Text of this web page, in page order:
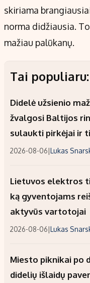
skiriama
norma didžiausia.
mažiau palūkanų.
Tai populiaru:
Didelė užsienio
žvalgosi Baltijos
sulaukti pirkėjai ir
2026-08-06|Lukas
Lietuvos elektros
ką gyventojams
aktyvūs vartotojai
2026-08-06|Lukas
Miesto piknikai po
didelių išlaidų